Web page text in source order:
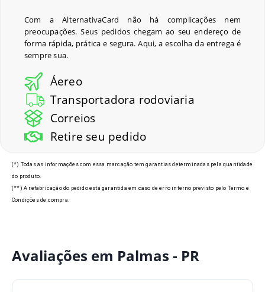
Com a AlternativaCard não há complicações nem
preocupações. Seus pedidos chegam ao seu endereço de
forma rápida, prática e segura. Aqui, a escolha da entrega é
sempre sua.
Áereo
Transportadora rodoviaria
Correios
Retire seu pedido
(*) Todas as informações com essa marcação tem garantias determinadas pela quantidade
do produto.
(**) A refabricação do pedido está garantida em caso de erro interno previsto pelo Termo e
Condições de compra.
Avaliações em Palmas - PR